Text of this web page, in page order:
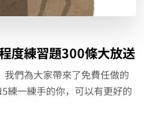
度練習題300條大放送
們為大家帶來了免費任做的
練一練手的你，可以有更好的